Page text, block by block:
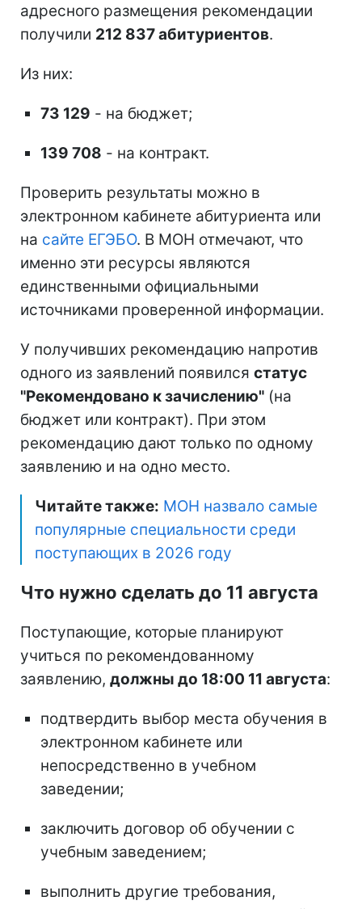
адресного размещения рекомендации
получили 212 837 абитуриентов.
Из них:
73 129 - на бюджет;
139 708 - на контракт.
Проверить результаты можно в
электронном кабинете абитуриента или
на сайте ЕГЭБО. В МОН отмечают, что
именно эти ресурсы являются
единственными официальными
источниками проверенной информации.
У получивших рекомендацию напротив
одного из заявлений появился статус
"Рекомендовано к зачислению" (на
бюджет или контракт). При этом
рекомендацию дают только по одному
заявлению и на одно место.
Читайте также: МОН назвало самые
популярные специальности среди
поступающих в 2026 году
Что нужно сделать до 11 августа
Поступающие, которые планируют
учиться по рекомендованному
заявлению, должны до 18:00 11 августа:
подтвердить выбор места обучения в
электронном кабинете или
непосредственно в учебном
заведении;
заключить договор об обучении с
учебным заведением;
выполнить другие требования,